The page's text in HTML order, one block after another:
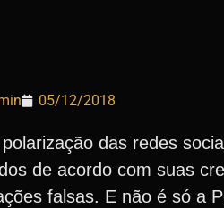
05/12/2018
das redes
de acordo com suas
falsas. E não é só a